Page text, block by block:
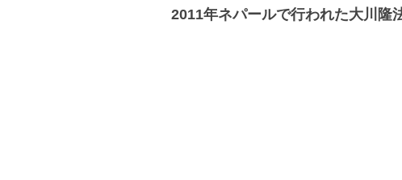
2011年ネパールで行われた大川隆